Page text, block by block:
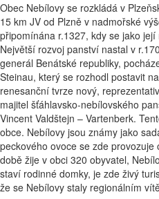
Obec Nebílovy se rozkládá v
15 km JV od Plzně v nadmořské
připomínána r.1327, kdy se jako
Největší rozvoj panství nastal v
generál Benátské republiky,
Steinau, který se rozhodl postavit
renesanční tvrze nový,
majitel šťáhlavsko-nebílovského
Vincent Valdštejn – Vartenberk.
obce. Nebílovy jsou známy jako
peckového ovoce se zde
době žije v obci 320 obyvatel,
staví rodinné domky, je zde živý
že se Nebílovy staly regionálním